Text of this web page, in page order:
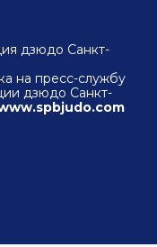
дзюдо Санкт-
на пресс-службу
дзюдо Санкт-